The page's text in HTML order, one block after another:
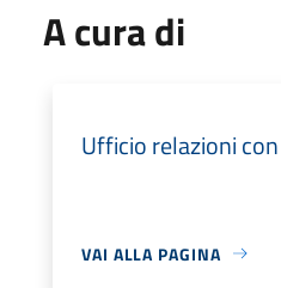
A cura di
Ufficio relazioni
VAI ALLA PAGINA